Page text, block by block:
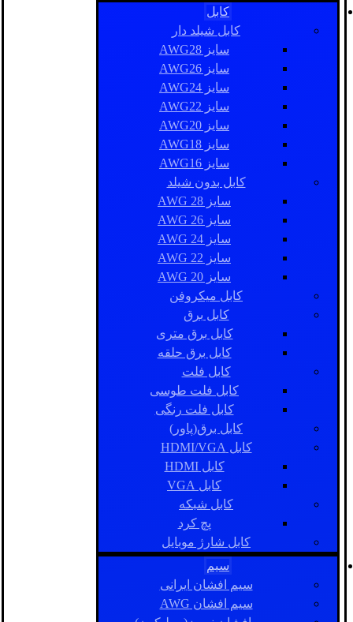
کابل
کابل شیلد دار
سایز AWG28
سایز AWG26
سایز AWG24
سایز AWG22
سایز AWG20
سایز AWG18
سایز AWG16
کابل بدون شیلد
سایز AWG 28
سایز AWG 26
سایز AWG 24
سایز AWG 22
سایز AWG 20
کابل میکروفن
کابل برق
کابل برق متری
کابل برق حلقه
کابل فلت
کابل فلت طوسی
کابل فلت رنگی
کابل برق(پاور)
کابل HDMI/VGA
کابل HDMI
کابل VGA
کابل شبکه
پچ کرد
کابل شارژ موبایل
سیم
سیم افشان ایرانی
سیم افشان AWG